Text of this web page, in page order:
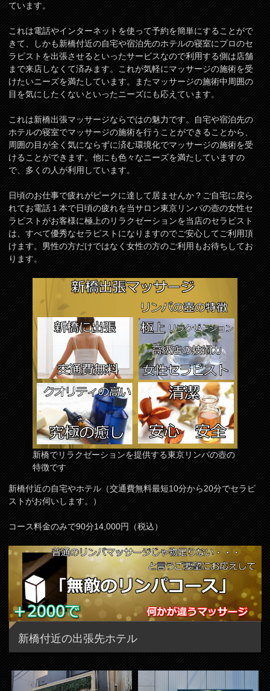
ています。
これは電話やインターネットを使って予約を簡単にすることがで
きて、しかも新橋付近の自宅や宿泊先のホテルの寝室にプロのセ
ラピストを出張させるといったサービスなので利用する側は店舗
まで来店しなくて済みます。これが気軽にマッサージの施術を受
けたいニーズを満たしています。またマッサージの施術中周囲の
目を気にしたくないといったニーズにも応えています。
これは新橋出張マッサージならではの魅力です。自宅や宿泊先の
ホテルの寝室でマッサージの施術を行うことができることから、
周囲の目が全く気にならずに済む環境化でマッサージの施術を受
けることができます。他にも色々なニーズを満たしていますの
で、多くの人が利用しています。
日頃のお仕事で疲れがピークに達して居ませんか？ご自宅に戻ら
れてお電話１本で日頃の疲れを当サロン東京リンパの壺の女性セ
ラピストがお客様に極上のリラクゼーションを当店のセラピスト
は、すべて優秀なセラピストになりますのでご安心してご利用頂
けます。男性の方だけではなく女性の方のご利用もお待ちしてお
ります。
新橋でリラクゼーションを提供する東京リンパの壺の
特徴です
新橋付近の自宅やホテル（交通費無料最短10分から20分でセラピ
ストがお伺いします。）
コース料金のみで90分14,000円（税込）
新橋付近の出張先ホテル